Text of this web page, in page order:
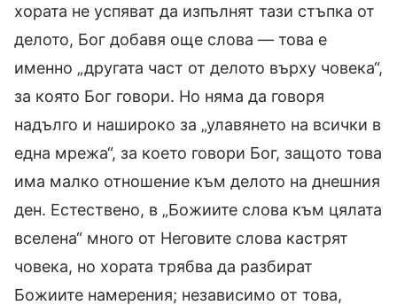
хората не успяват да изпълнят тази стъпка от
делото, Бог добавя още слова — това е
именно „другата част от делото върху човека“,
за която Бог говори. Но няма да говоря
надълго и нашироко за „улавянето на всички в
една мрежа“, за което говори Бог, защото това
има малко отношение към делото на днешния
ден. Естествено, в „Божиите слова към цялата
вселена“ много от Неговите слова кастрят
човека, но хората трябва да разбират
Божиите намерения; независимо от това,